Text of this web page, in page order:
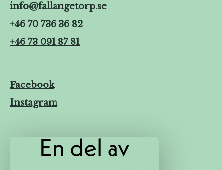
info@fallangetorp.se
+46 70 736 36 82
+46 73 091 87 81
Facebook
Instagram